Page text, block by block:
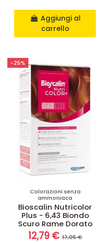
Aggiungi al
carrello
-25%
Colorazioni senza
ammoniaca
Bioscalin Nutricolor
Plus - 6,43 Biondo
Scuro Rame Dorato
12,79 €17,05 €